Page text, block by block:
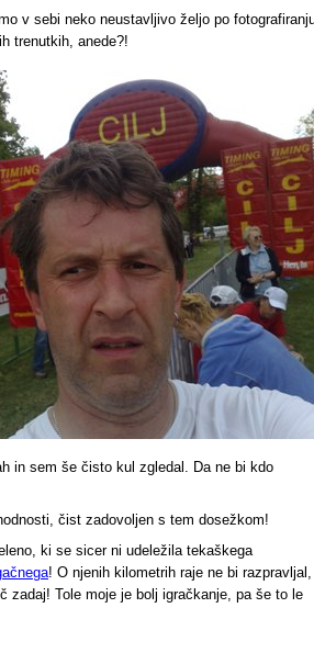
v sebi neko neustavljivo željo po
trenutkih, anede?!
in sem še čisto kul zgledal. Da ne bi kdo
čist zadovoljen s tem dosežkom!
ki se sicer ni udeležila tekaškega
! O njenih kilometrih raje ne bi razpravljal,
zadaj! Tole moje je bolj igračkanje, pa še to le